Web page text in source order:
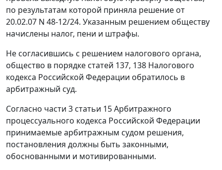
по результатам которой приняла решение от
20.02.07 N 48-12/24. Указанным решением обществу
начислены налог, пени и штрафы.
Не согласившись с решением налогового органа,
общество в порядке статей 137, 138 Налогового
кодекса Российской Федерации обратилось в
арбитражный суд.
Согласно части 3 статьи 15Арбитражного
процессуального кодекса Российской Федерации
принимаемые арбитражным судом решения,
постановления должны быть законными,
обоснованными и мотивированными.